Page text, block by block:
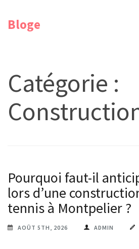
Bloge
Catégorie :
Pourquoi faut-il
lors d’une
tennis à Montpelier ?
AOÛT 5TH, 2026 ADMIN